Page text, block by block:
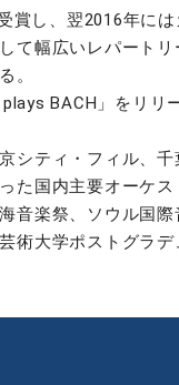
し、翌2016年に
て幅広いレパート
。
BACH」をリリ
シティ・フィル、
た国内主要オーケ
楽祭、ソウル国際
術大学ポストグラ